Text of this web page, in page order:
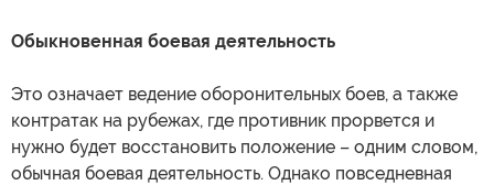
Обыкновенная боевая деятельность
Это означает ведение оборонительных боев, а также
контратак на рубежах, где противник прорвется и
нужно будет восстановить положение – одним словом,
обычная боевая деятельность. Однако повседневная